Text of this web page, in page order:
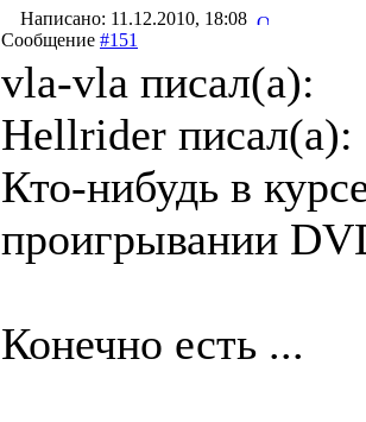
Написано: 11.12.2010, 18:08
Сообщение #151
vla-vla писал(a):
Hellrider писал(a):
Кто-нибудь в
проигрывании
Конечно есть ...